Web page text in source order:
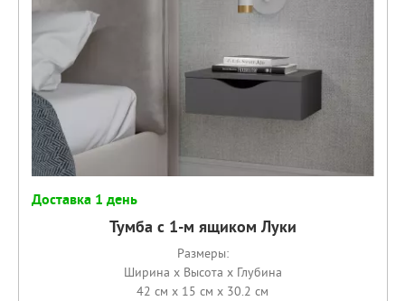
Доставка 1 день
Тумба с 1-м ящиком Луки
Размеры:
Ширина x Высота x Глубина
42 см x 15 см x 30.2 см